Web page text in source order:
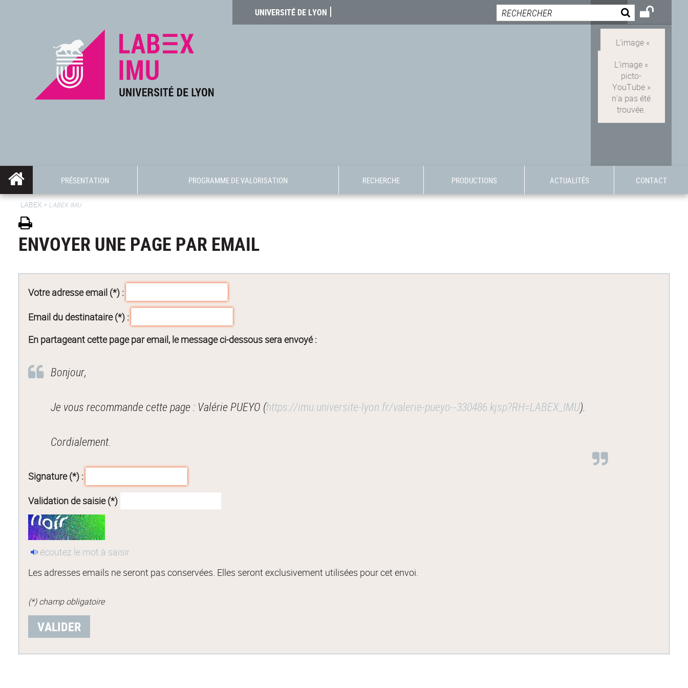
UNIVERSITÉ DE LYON
PRÉSENTATION PROGRAMME DE VALORISATION RECHERCHE PRODUCTIONS ACTUALITÉS CONTACT
LABEX > LABEX IMU
ENVOYER UNE PAGE PAR EMAIL
Votre adresse email (*) :
Email du destinataire (*) :
En partageant cette page par email, le message ci-dessous sera envoyé :
Bonjour,
Je vous recommande cette page : Valérie PUEYO (https://imu.universite-lyon.fr/valerie-pueyo--330486.kjsp?RH=LABEX_IMU).
Cordialement.
Signature (*) :
Validation de saisie (*)
écoutez le mot à saisir
Les adresses emails ne seront pas conservées. Elles seront exclusivement utilisées pour cet envoi.
(*) champ obligatoire